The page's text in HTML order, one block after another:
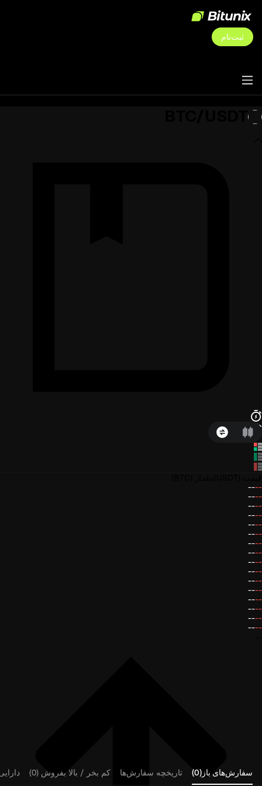
ثبت‌نام
--
--
--
--
--
--
--
--
--
--
--
--
--
--
--
--
--
--
--
--
--
--
--
--
--
--
--
--
--
--
--
--
سفارش‌های باز(0) تاریخچه سفارش‌ها کم بخر / بالا بفروش (0)